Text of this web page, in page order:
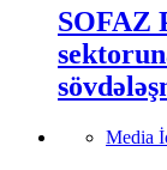
SOFAZ
Media